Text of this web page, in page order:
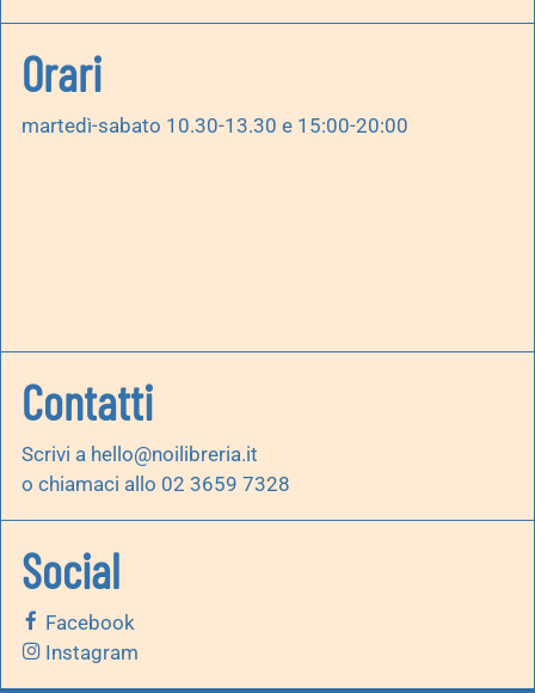
Orari
martedì-sabato 10.30-13.30 e 15:00-20:00
Contatti
Scrivi a hello@noilibreria.it
o chiamaci allo 02 3659 7328
Social
Facebook
Instagram